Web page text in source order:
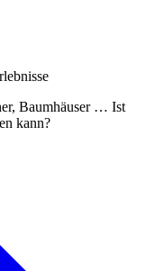
Baumhäuser … Ist
kann?